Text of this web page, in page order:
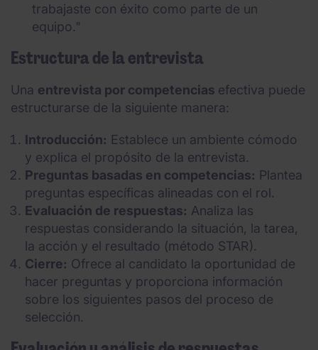
trabajaste con éxito como parte de un
equipo."
Estructura de la entrevista
Una entrevista por competencias efectiva puede
estructurarse de la siguiente manera:
Introducción: Establece un ambiente cómodo
y explica el propósito de la entrevista.
Preguntas basadas en competencias: Plantea
preguntas específicas alineadas con el rol.
Evaluación de respuestas: Analiza las
respuestas considerando la situación, la tarea,
la acción y el resultado (método STAR).
Cierre: Ofrece al candidato la oportunidad de
hacer preguntas y proporciona información
sobre los siguientes pasos del proceso de
selección.